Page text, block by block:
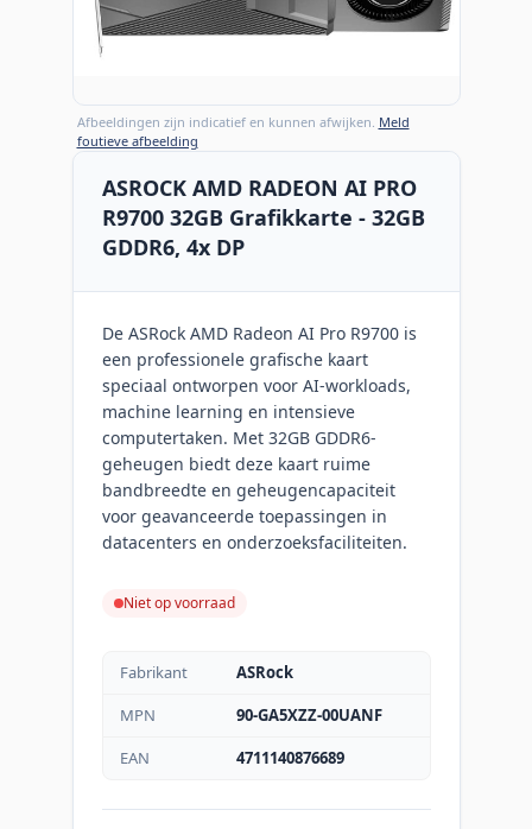
Afbeeldingen zijn indicatief en kunnen afwijken. Meld
foutieve afbeelding
ASROCK AMD RADEON AI PRO
R9700 32GB Grafikkarte - 32GB
GDDR6, 4x DP
De ASRock AMD Radeon AI Pro R9700 is
een professionele grafische kaart
speciaal ontworpen voor AI-workloads,
machine learning en intensieve
computertaken. Met 32GB GDDR6-
geheugen biedt deze kaart ruime
bandbreedte en geheugencapaciteit
voor geavanceerde toepassingen in
datacenters en onderzoeksfaciliteiten.
Niet op voorraad
Fabrikant
ASRock
MPN
90-GA5XZZ-00UANF
EAN
4711140876689